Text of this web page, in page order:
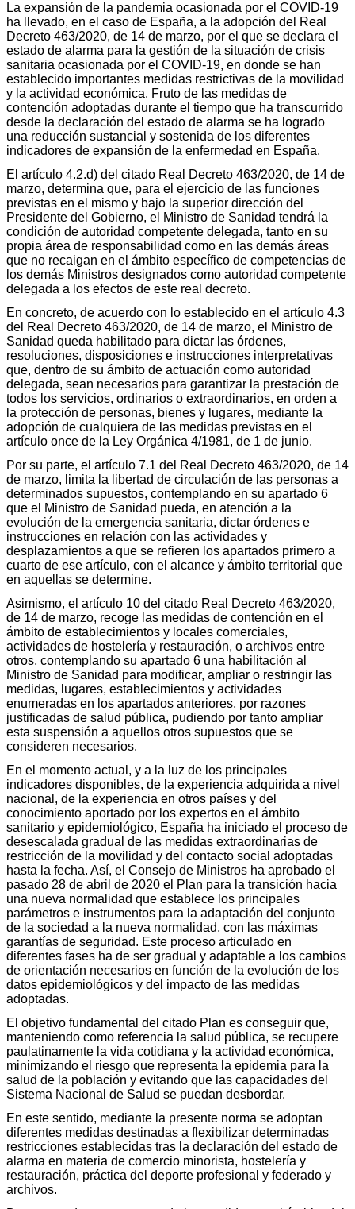
La expansión de la pandemia ocasionada por el COVID-19
ha llevado, en el caso de España, a la adopción del Real
Decreto 463/2020, de 14 de marzo, por el que se declara el
estado de alarma para la gestión de la situación de crisis
sanitaria ocasionada por el COVID-19, en donde se han
establecido importantes medidas restrictivas de la movilidad
y la actividad económica. Fruto de las medidas de
contención adoptadas durante el tiempo que ha transcurrido
desde la declaración del estado de alarma se ha logrado
una reducción sustancial y sostenida de los diferentes
indicadores de expansión de la enfermedad en España.
El artículo 4.2.d) del citado Real Decreto 463/2020, de 14 de
marzo, determina que, para el ejercicio de las funciones
previstas en el mismo y bajo la superior dirección del
Presidente del Gobierno, el Ministro de Sanidad tendrá la
condición de autoridad competente delegada, tanto en su
propia área de responsabilidad como en las demás áreas
que no recaigan en el ámbito específico de competencias de
los demás Ministros designados como autoridad competente
delegada a los efectos de este real decreto.
En concreto, de acuerdo con lo establecido en el artículo 4.3
del Real Decreto 463/2020, de 14 de marzo, el Ministro de
Sanidad queda habilitado para dictar las órdenes,
resoluciones, disposiciones e instrucciones interpretativas
que, dentro de su ámbito de actuación como autoridad
delegada, sean necesarios para garantizar la prestación de
todos los servicios, ordinarios o extraordinarios, en orden a
la protección de personas, bienes y lugares, mediante la
adopción de cualquiera de las medidas previstas en el
artículo once de la Ley Orgánica 4/1981, de 1 de junio.
Por su parte, el artículo 7.1 del Real Decreto 463/2020, de 14
de marzo, limita la libertad de circulación de las personas a
determinados supuestos, contemplando en su apartado 6
que el Ministro de Sanidad pueda, en atención a la
evolución de la emergencia sanitaria, dictar órdenes e
instrucciones en relación con las actividades y
desplazamientos a que se refieren los apartados primero a
cuarto de ese artículo, con el alcance y ámbito territorial que
en aquellas se determine.
Asimismo, el artículo 10 del citado Real Decreto 463/2020,
de 14 de marzo, recoge las medidas de contención en el
ámbito de establecimientos y locales comerciales,
actividades de hostelería y restauración, o archivos entre
otros, contemplando su apartado 6 una habilitación al
Ministro de Sanidad para modificar, ampliar o restringir las
medidas, lugares, establecimientos y actividades
enumeradas en los apartados anteriores, por razones
justificadas de salud pública, pudiendo por tanto ampliar
esta suspensión a aquellos otros supuestos que se
consideren necesarios.
En el momento actual, y a la luz de los principales
indicadores disponibles, de la experiencia adquirida a nivel
nacional, de la experiencia en otros países y del
conocimiento aportado por los expertos en el ámbito
sanitario y epidemiológico, España ha iniciado el proceso de
desescalada gradual de las medidas extraordinarias de
restricción de la movilidad y del contacto social adoptadas
hasta la fecha. Así, el Consejo de Ministros ha aprobado el
pasado 28 de abril de 2020 el Plan para la transición hacia
una nueva normalidad que establece los principales
parámetros e instrumentos para la adaptación del conjunto
de la sociedad a la nueva normalidad, con las máximas
garantías de seguridad. Este proceso articulado en
diferentes fases ha de ser gradual y adaptable a los cambios
de orientación necesarios en función de la evolución de los
datos epidemiológicos y del impacto de las medidas
adoptadas.
El objetivo fundamental del citado Plan es conseguir que,
manteniendo como referencia la salud pública, se recupere
paulatinamente la vida cotidiana y la actividad económica,
minimizando el riesgo que representa la epidemia para la
salud de la población y evitando que las capacidades del
Sistema Nacional de Salud se puedan desbordar.
En este sentido, mediante la presente norma se adoptan
diferentes medidas destinadas a flexibilizar determinadas
restricciones establecidas tras la declaración del estado de
alarma en materia de comercio minorista, hostelería y
restauración, práctica del deporte profesional y federado y
archivos.